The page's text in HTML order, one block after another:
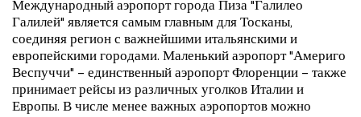
Международный аэропорт города Пиза "Галилео
Галилей" является самым главным для Тосканы,
соединяя регион с важнейшими итальянскими и
европейскими городами. Маленький аэропорт "Америго
Веспуччи" – единственный аэропорт Флоренции – также
принимает рейсы из различных уголков Италии и
Европы. В числе менее важных аэропортов можно